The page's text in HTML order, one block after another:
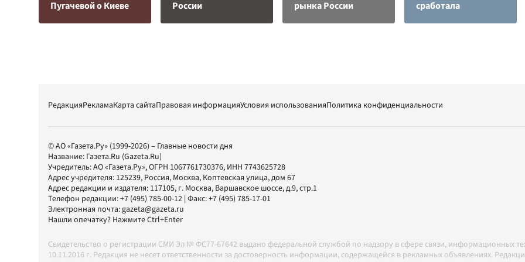
Пугачевой о Киеве
России
рынка России
сработала
РедакцияРекламаКарта сайтаПравовая информацияУсловия использованияПолитика конфиденциальности
© АО «Газета.Ру» (1999-2026) – Главные новости дня
Название: Газета.Ru (Gazeta.Ru)
Учредитель:АО «Газета.Ру», ОГРН 1067761730376, ИНН 7743625728
Адрес учредителя: 125239, Россия, Москва, Коптевская улица, дом 67
Адрес редакции и издателя: 117105, г. Москва, Варшавское шоссе, д.9, стр.1
Телефон редакции:+7 (495) 785-00-12 | Факс:+7 (495) 785-17-01
Электронная почта:gazeta@gazeta.ru
Нашли опечатку? Нажмите Ctrl+Enter
Свидетельство о регистрации СМИ Эл № ФС77-67642 выдано федеральной службой по надзору в сфере связи, информационных
10.11.2016 г. Редакция не несет ответственности за достоверность информации, содержащейся в рекламных объявлениях.